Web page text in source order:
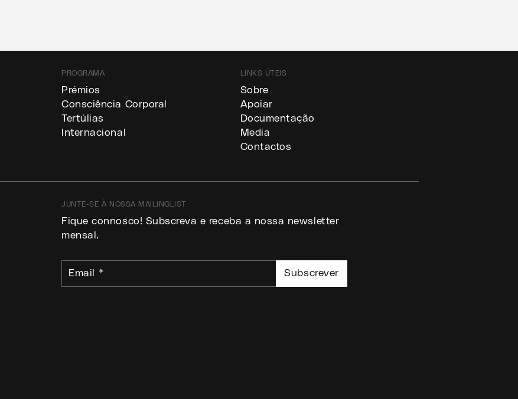
PROGRAMA
Prémios
Consciência Corporal
Tertúlias
Internacional
LINKS ÚTEIS
Sobre
Apoiar
Documentação
Media
Contactos
JUNTE-SE À NOSSA MAILINGLIST
Fique connosco! Subscreva e receba a nossa newsletter
mensal.